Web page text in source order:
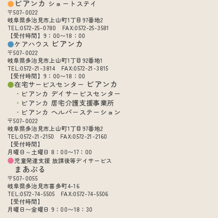
ビアンカ ショートステイ
〒507-0022
岐阜県多治見市上山町1丁目97番地2
TEL:0572-25-0780 FAX:0572-25-3581
【受付時間】9：00〜18：00
ケアハウス ビアンカ
〒507-0022
岐阜県多治見市上山町1丁目92番地1
TEL:0572-21-3814 FAX:0572-21-3815
【受付時間】9：00〜18：00
在宅サービスセンター ビアンカ
ビアンカ デイサービスセンター
ビアンカ 居宅介護支援事業所
ビアンカ ヘルパーステーション
〒507-0022
岐阜県多治見市上山町1丁目97番地2
TEL:0572-21-2150 FAX:0572-21-2160
【受付時間】
月曜日～土曜日 8：00〜17：00
児童発達支援 放課後等デイサービス
まあぶる
〒507-0055
岐阜県多治見市喜多町4-16
TEL:0572-74-5505 FAX:0572-74-5506
【受付時間】
月曜日〜金曜日 9：00〜18：30